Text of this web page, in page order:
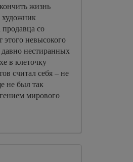
жизнь
со
этого невысокого
нестиранных
в клеточку
считал себя – не
не был так
мирового